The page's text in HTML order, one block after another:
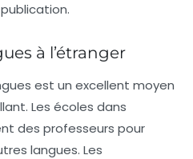
à l’étranger
est un excellent moyen
Les écoles dans
des professeurs pour
langues. Les